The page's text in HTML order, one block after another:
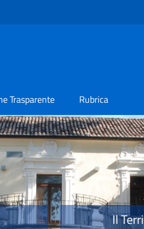
Trasparente Rubrica
Il